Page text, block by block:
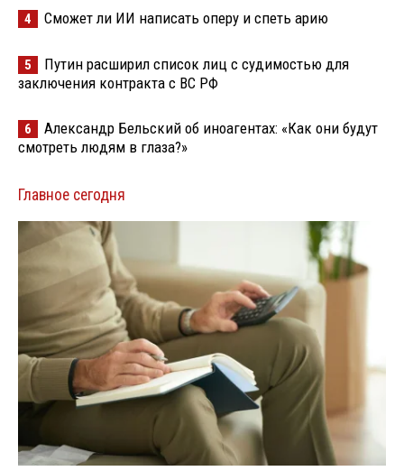
4 Сможет ли ИИ написать оперу и спеть арию
5
Путин расширил список лиц с судимостью для
заключения контракта с ВС РФ
6
Александр Бельский об иноагентах: «Как они будут
смотреть людям в глаза?»
Главное сегодня